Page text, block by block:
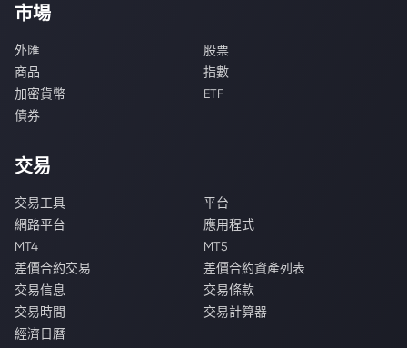
市場
外匯
股票
商品
指數
加密貨幣
ETF
債券
交易
交易工具
平台
網路平台
應用程式
MT4
MT5
差價合約交易
差價合約資產列表
交易信息
交易條款
交易時間
交易計算器
經濟日曆